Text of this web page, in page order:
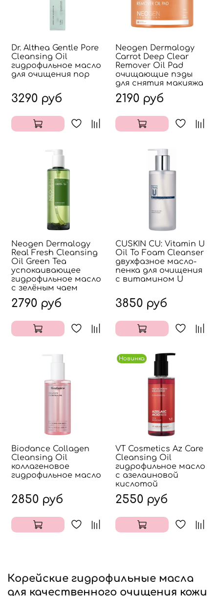
Dr. Althea Gentle Pore
Cleansing Oil
гидрофильное масло
для очищения пор
3290 руб
Neogen Dermalogy
Carrot Deep Clear
Remover Oil Pad
очищающие пэды
для снятия макияжа
2190 руб
Neogen Dermalogy
Real Fresh Cleansing
Oil Green Tea
успокаивающее
гидрофильное масло
с зелёным чаем
2790 руб
CUSKIN CU: Vitamin U
Oil To Foam Cleanser
двухфазное масло-
пенка для очищения
с витамином U
3850 руб
Biodance Collagen
Cleansing Oil
коллагеновое
гидрофильное масло
2850 руб
Новинка
VT Cosmetics Az Care
Cleansing Oil
гидрофильное масло
с азелаиновой
кислотой
2550 руб
Корейские гидрофильные масла
для качественного очищения кожи